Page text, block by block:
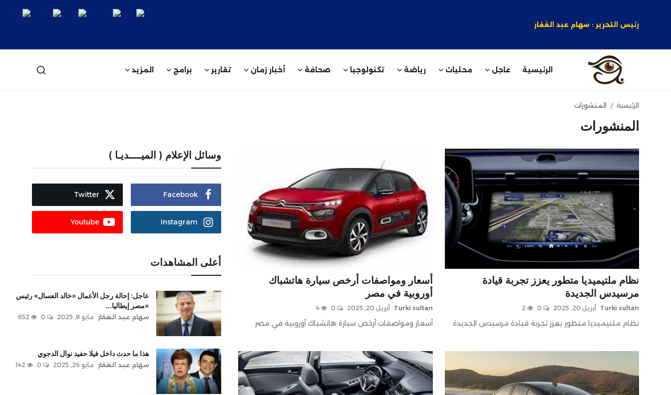
رئيس التحرير : سهام عبد الغفار
الرئيسية عاجل محليات رياضة تكنولوجيا صحافة أخبار زمان تقارير برامج المزيد
الرئيسية
أخبار زمان
منوعات
الرئيسية المنشورات
المنشورات
نظام ملتيميديا متطور يعزز تجربة قيادة
مرسيدس الجديدة
Turki sultan أبريل 20, 2025
نظام ملتيميديا متطور يعزز تجربة قيادة مرسيدس الجديدة
أسعار ومواصفات أرخص سيارة هاتشباك
أوروبية في مصر
Turki sultan أبريل 20, 2025 4
أسعار ومواصفات أرخص سيارة هاتشباك أوروبية في مصر
وسائل الإعلام ( الميــــديـا )
Facebook
Twitter
Instagram
Youtube
أعلى المشاهدات
عاجل: إحالة رجل الأعمال «خالد العسال» رئيس
«مصر إيطاليا...
سهام عبد الغفار مايو 8, 2025 0
652
هذا ما حدث داخل فيلا حفيد نوال الدجوي
سهام عبد الغفار مايو 26, 2025 0
142